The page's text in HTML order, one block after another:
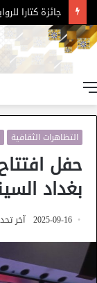
جائزة كتارا
التظاهرات الثقافية
حفل
بغداد
2025-09-16 آخر تحديث: